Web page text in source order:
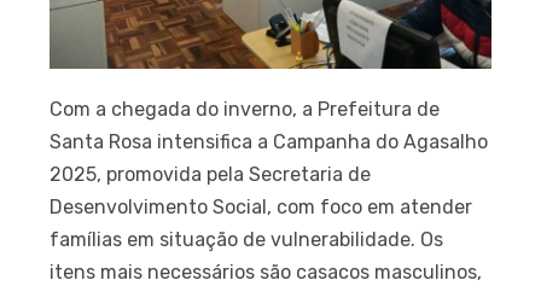
Com a chegada do inverno, a Prefeitura de
Santa Rosa intensifica a Campanha do Agasalho
2025, promovida pela Secretaria de
Desenvolvimento Social, com foco em atender
famílias em situação de vulnerabilidade. Os
itens mais necessários são casacos masculinos,